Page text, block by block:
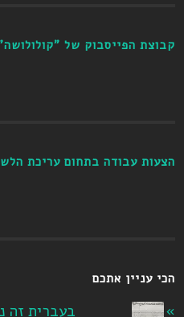
קבוצת הפייסבוק של
הצעות עבודה בתחום עריכת
הכי עניין אתכם
בעברית זה